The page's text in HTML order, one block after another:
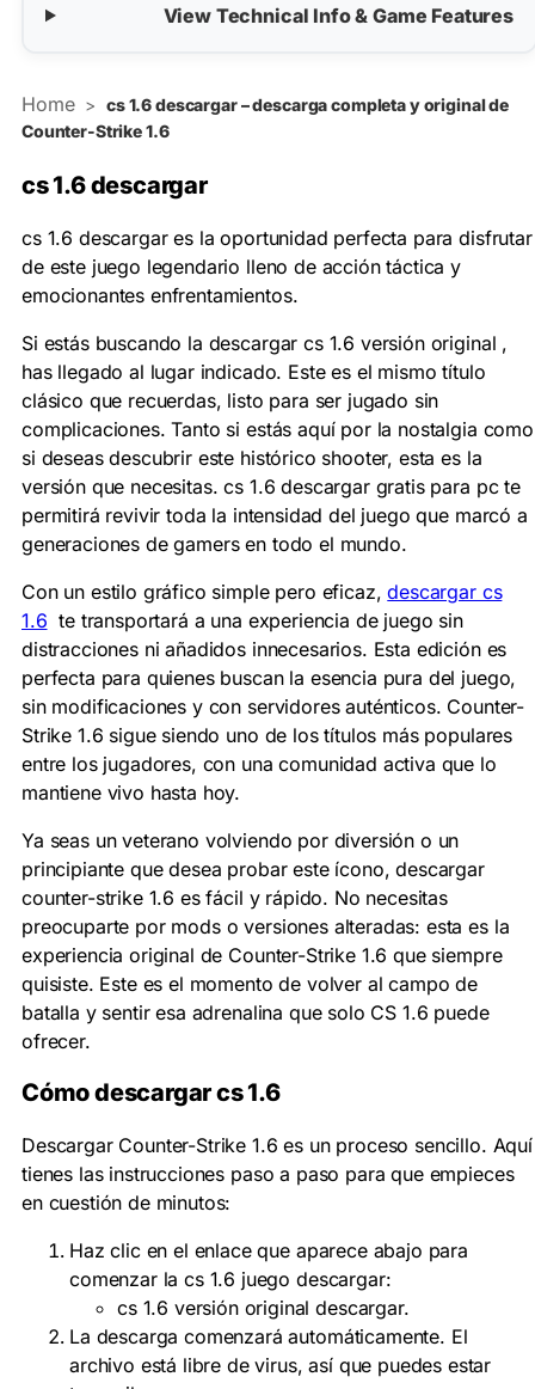
View Technical Info & Game Features
Home > cs 1.6 descargar – descarga completa y original de
Counter-Strike 1.6
cs 1.6 descargar
cs 1.6 descargar es la oportunidad perfecta para disfrutar
de este juego legendario lleno de acción táctica y
emocionantes enfrentamientos.
Si estás buscando la descargar cs 1.6 versión original ,
has llegado al lugar indicado. Este es el mismo título
clásico que recuerdas, listo para ser jugado sin
complicaciones. Tanto si estás aquí por la nostalgia como
si deseas descubrir este histórico shooter, esta es la
versión que necesitas. cs 1.6 descargar gratis para pc te
permitirá revivir toda la intensidad del juego que marcó a
generaciones de gamers en todo el mundo.
Con un estilo gráfico simple pero eficaz,descargar cs
1.6 te transportará a una experiencia de juego sin
distracciones ni añadidos innecesarios. Esta edición es
perfecta para quienes buscan la esencia pura del juego,
sin modificaciones y con servidores auténticos. Counter-
Strike 1.6 sigue siendo uno de los títulos más populares
entre los jugadores, con una comunidad activa que lo
mantiene vivo hasta hoy.
Ya seas un veterano volviendo por diversión o un
principiante que desea probar este ícono, descargar
counter-strike 1.6 es fácil y rápido. No necesitas
preocuparte por mods o versiones alteradas: esta es la
experiencia original de Counter-Strike 1.6 que siempre
quisiste. Este es el momento de volver al campo de
batalla y sentir esa adrenalina que solo CS 1.6 puede
ofrecer.
Cómo descargar cs 1.6
Descargar Counter-Strike 1.6 es un proceso sencillo. Aquí
tienes las instrucciones paso a paso para que empieces
en cuestión de minutos:
Haz clic en el enlace que aparece abajo para
comenzar la cs 1.6 juego descargar:
cs 1.6 versión original descargar.
La descarga comenzará automáticamente. El
archivo está libre de virus, así que puedes estar